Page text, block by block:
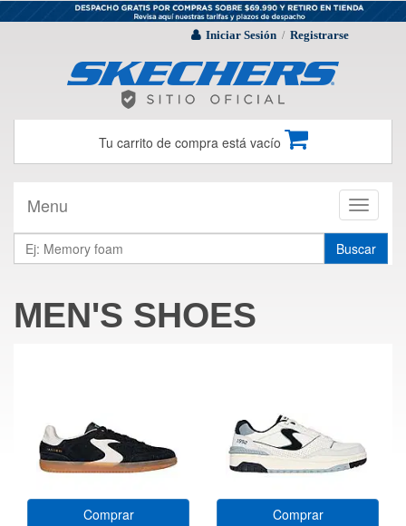
Iniciar Sesión / Registrarse
Tu carrito de compra está vacío
Toggle
Menu
Buscar
MEN'S SHOES
Comprar Comprar